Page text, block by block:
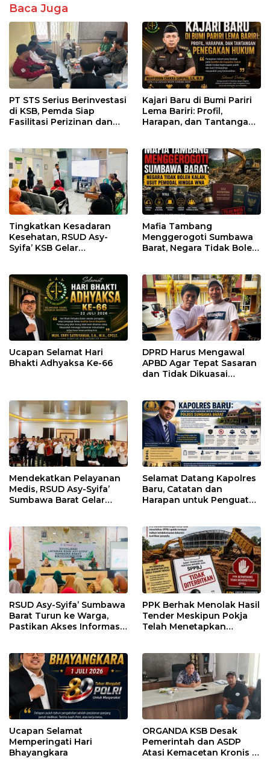
Baca Juga
PT STS Serius Berinvestasi
di KSB, Pemda Siap
Fasilitasi Perizinan dan
Kajari Baru di Bumi Pariri
Lema Bariri: Profil,
Harapan, dan Tantangan
Tingkatkan Kesadaran
Kesehatan, RSUD Asy-
Syifa’ KSB Gelar
Mafia Tambang
Menggerogoti Sumbawa
Barat, Negara Tidak Boleh
Ucapan Selamat Hari
Bhakti Adhyaksa Ke-66
DPRD Harus Mengawal
APBD Agar Tepat Sasaran
dan Tidak Dikuasai
Mendekatkan Pelayanan
Medis, RSUD Asy-Syifa’
Sumbawa Barat Gelar
Selamat Datang Kapolres
Baru, Catatan dan
Harapan untuk Penguatan
RSUD Asy-Syifa’ Sumbawa
Barat Turun ke Warga,
Pastikan Akses Informasi
PPK Berhak Menolak Hasil
Tender Meskipun Pokja
Telah Menetapkan
Ucapan Selamat
Memperingati Hari
Bhayangkara
ORGANDA KSB Desak
Pemerintah dan ASDP
Atasi Kemacetan Kronis di